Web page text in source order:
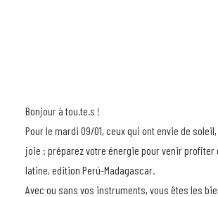
Bonjour à tou.te.s !
Pour le mardi 09/01, ceux qui ont envie de
joie : préparez votre énergie pour venir profiter
latine, edition Perú-Madagascar.
Avec ou sans vos instruments, vous êtes les